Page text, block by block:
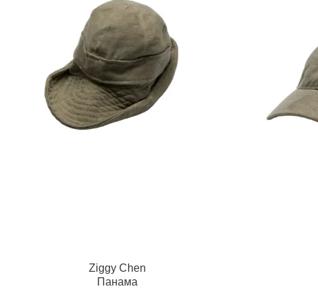
Ziggy Chen
Панама